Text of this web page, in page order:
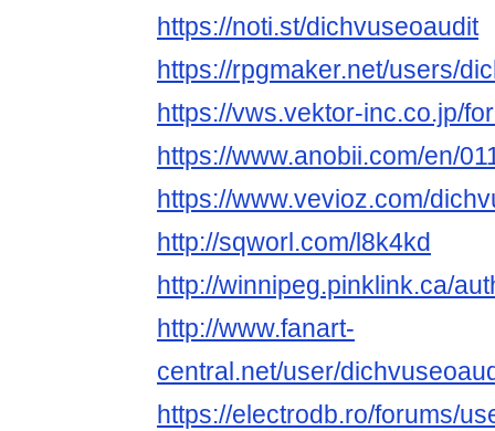
https://noti.st/dichvuseoaudit
https://rpgmaker.net/users/
https://vws.vektor-inc.co.jp/
https://www.anobii.com/en/
https://www.vevioz.com/
http://sqworl.com/l8k4kd
http://winnipeg.pinklink.ca/
http://www.fanart-
central.net/user/
https://electrodb.ro/forums/